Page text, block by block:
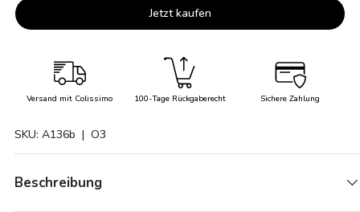
Jetzt kaufen
Versand mit Colissimo 100-Tage Rückgaberecht Sichere Zahlung
SKU: A136b | O3
Beschreibung